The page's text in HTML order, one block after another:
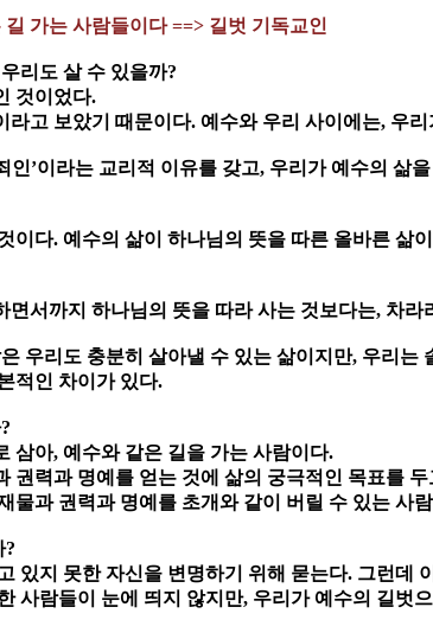
가는 사람들이다 ==> 길벗 기독교인
리도 살 수 있을까?
것이었다.
고 보았기 때문이다. 예수와 우리 사이에는, 우
인’이라는 교리적 이유를 갖고, 우리가 예수의
이다. 예수의 삶이 하나님의 뜻을 따른 올바른
서까지 하나님의 뜻을 따라 사는 것보다는, 차
우리도 충분히 살아낼 수 있는 삶이지만, 우리
적인 차이가 있다.
삼아, 예수와 같은 길을 가는 사람이다.
권력과 명예를 얻는 것에 삶의 궁극적인 목표를
물과 권력과 명예를 초개와 같이 버릴 수 있는 사
?
있지 못한 자신을 변명하기 위해 묻는다. 그런
사람들이 눈에 띄지 않지만, 우리가 예수의 길벗